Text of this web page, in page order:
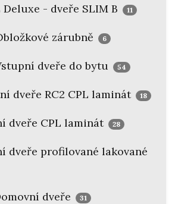
Deluxe - dveře SLIM B 11
zárubně 6
dveře do bytu 54
dveře RC2 CPL laminát 18
dveře CPL laminát 28
dveře profilované lakované
dveře 31